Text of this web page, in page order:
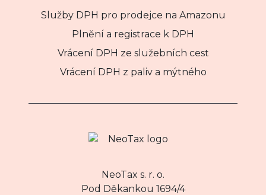
Služby DPH pro prodejce na Amazonu
Plnění a registrace k DPH
Vrácení DPH ze služebních cest
Vrácení DPH z paliv a mýtného
NeoTax s. r. o.
Pod Děkankou 1694/4